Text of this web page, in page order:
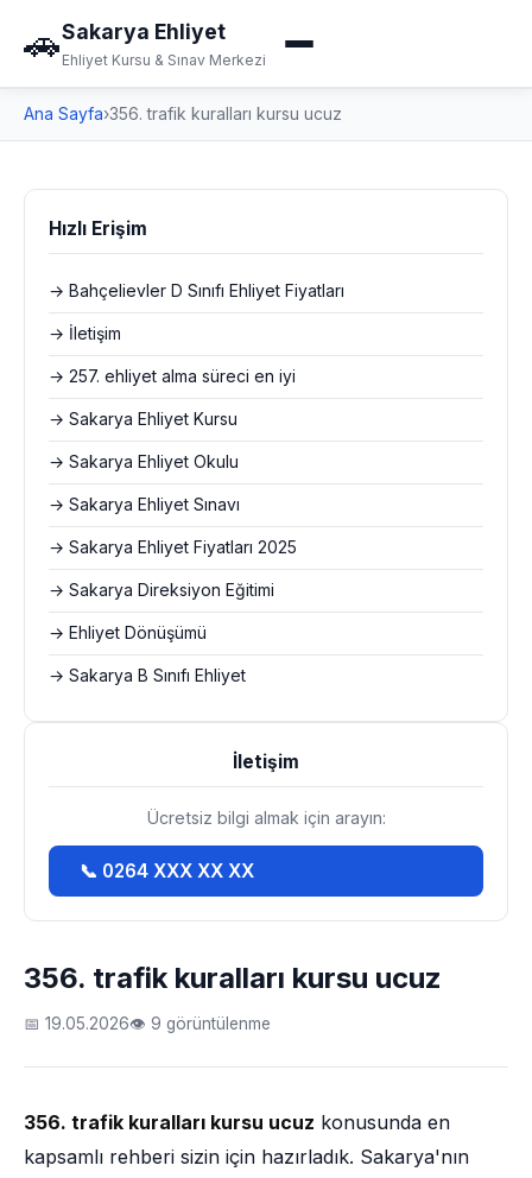
🚗Sakarya Ehliyet
Ehliyet Kursu & Sınav Merkezi
Ana Sayfa›356. trafik kuralları kursu ucuz
356. trafik kuralları kursu ucuz
📅 19.05.2026👁 9 görüntülenme
356. trafik kuralları kursu ucuz konusunda en
kapsamlı rehberi sizin için hazırladık. Sakarya'nın
Hızlı Erişim
→ Bahçelievler D Sınıfı Ehliyet Fiyatları
→ İletişim
→ 257. ehliyet alma süreci en iyi
→ Sakarya Ehliyet Kursu
→ Sakarya Ehliyet Okulu
→ Sakarya Ehliyet Sınavı
→ Sakarya Ehliyet Fiyatları 2025
→ Sakarya Direksiyon Eğitimi
→ Ehliyet Dönüşümü
→ Sakarya B Sınıfı Ehliyet
İletişim
Ücretsiz bilgi almak için arayın:
📞 0264 XXX XX XX